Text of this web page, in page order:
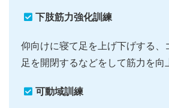
下肢筋力強化訓練
仰向けに寝て足を上げ下げする、
足を開閉するなどをして筋力を向
可動域訓練